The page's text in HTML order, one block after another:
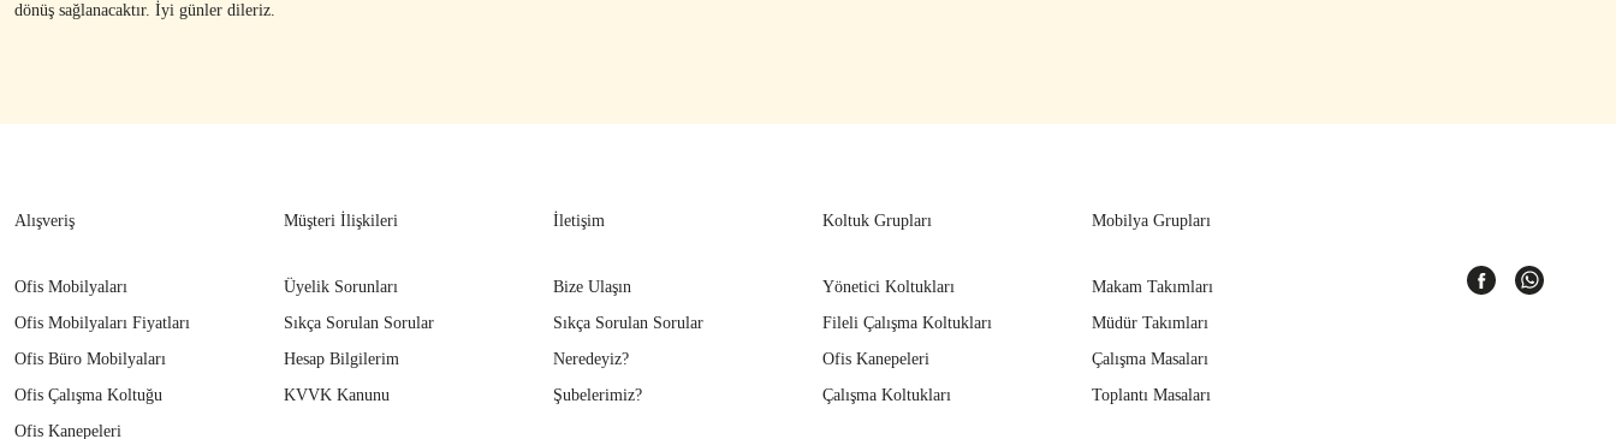
dönüş sağlanacaktır. İyi günler dileriz.
Alışveriş
Ofis Mobilyaları
Ofis Mobilyaları Fiyatları
Ofis Büro Mobilyaları
Ofis Çalışma Koltuğu
Ofis Kanepeleri
Müşteri İlişkileri
Üyelik Sorunları
Sıkça Sorulan Sorular
Hesap Bilgilerim
KVVK Kanunu
İletişim
Bize Ulaşın
Sıkça Sorulan Sorular
Neredeyiz?
Şubelerimiz?
Koltuk Grupları
Yönetici Koltukları
Fileli Çalışma Koltukları
Ofis Kanepeleri
Çalışma Koltukları
Mobilya Grupları
Makam Takımları
Müdür Takımları
Çalışma Masaları
Toplantı Masaları